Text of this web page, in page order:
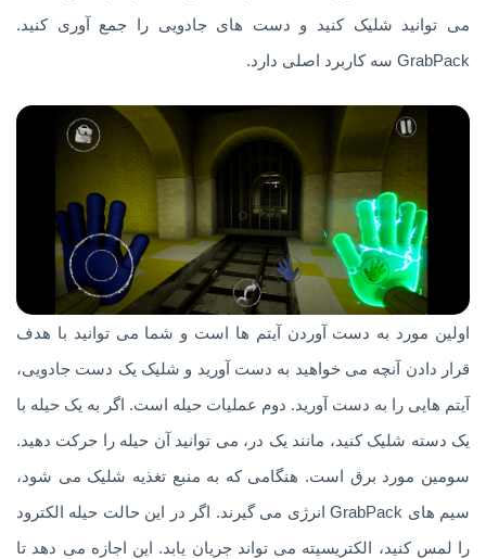
می توانید شلیک کنید و دست های جادویی را جمع آوری کنید.
GrabPack سه کاربرد اصلی دارد.
اولین مورد به دست آوردن آیتم ها است و شما می توانید با هدف
قرار دادن آنچه می خواهید به دست آورید و شلیک یک دست جادویی،
آیتم هایی را به دست آورید. دوم عملیات حیله است. اگر به یک حیله با
یک دسته شلیک کنید، مانند یک در، می توانید آن حیله را حرکت دهید.
سومین مورد برق است. هنگامی که به منبع تغذیه شلیک می شود،
سیم های GrabPack انرژی می گیرند. اگر در این حالت حیله الکترود
را لمس کنید، الکتریسیته می تواند جریان یابد. این اجازه می دهد تا